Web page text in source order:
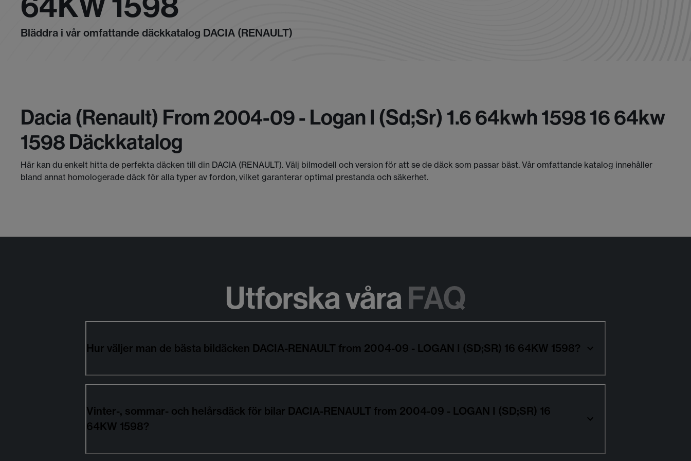
Bläddra i vår omfattande däckkatalog DACIA (RENAULT)
Dacia (renault) From 2004-09 - Logan I (sd;sr) 1.6 64kwh 1598 16 64kw
1598 Däckkatalog
Här kan du enkelt hitta de perfekta däcken till din DACIA (RENAULT). Välj bilmodell och version för att se de däck som passar bäst. Vår omfattande katalog innehåller
bland annat homologerade däck för alla typer av fordon, vilket garanterar optimal prestanda och säkerhet.
Utforska våraFAQ
Hur väljer man de bästa bildäcken DACIA-RENAULT from 2004-09 - LOGAN I (SD;SR) 16 64KW 1598?
Vinter-, sommar- och helårsdäck för bilar DACIA-RENAULT from 2004-09 - LOGAN I (SD;SR) 16
64KW 1598?